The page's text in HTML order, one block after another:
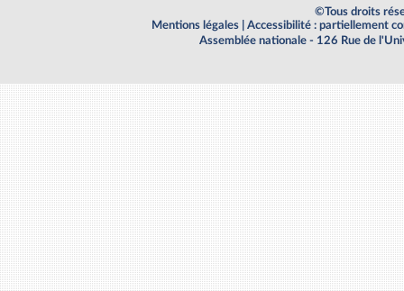
©Tous droits
Mentions légales
Accessibilité : partiellement
Assemblée nationale - 126 Rue de